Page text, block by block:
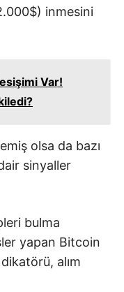
inmesini
Var!
olsa da bazı
sinyaller
bulma
yapan Bitcoin
alım